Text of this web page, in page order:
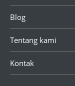
Blog
Tentang kami
Kontak